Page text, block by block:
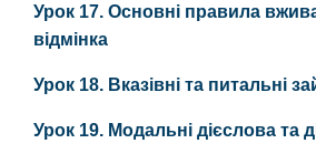
Урок 17. Основні правила
відмінка
Урок 18. Вказівні та питальні
Урок 19. Модальні дієслова та